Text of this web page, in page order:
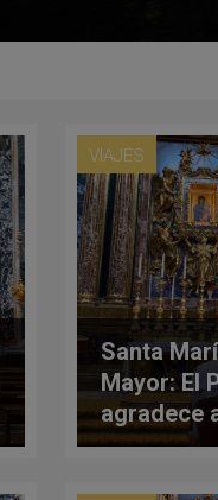
VIAJES
Santa
Mayor: El
agradece
los frutos